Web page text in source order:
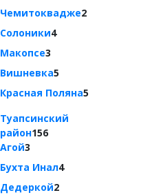
Чемитоквадже2
Солоники4
Макопсе3
Вишневка5
Красная Поляна5
Туапсинский
район156
Агой3
Бухта Инал4
Дедеркой2